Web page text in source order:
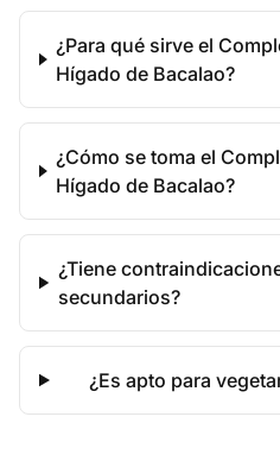
¿Para qué sirve el
Hígado de Bacalao?
¿Cómo se toma el
Hígado de Bacalao?
¿Tiene
secundarios?
¿Es apto para